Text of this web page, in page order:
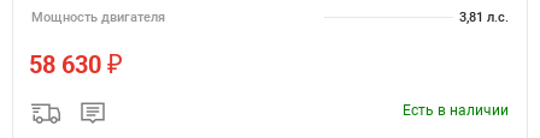
Мощность двигателя
3,81 л.с.
58 630 ₽
Есть в наличии